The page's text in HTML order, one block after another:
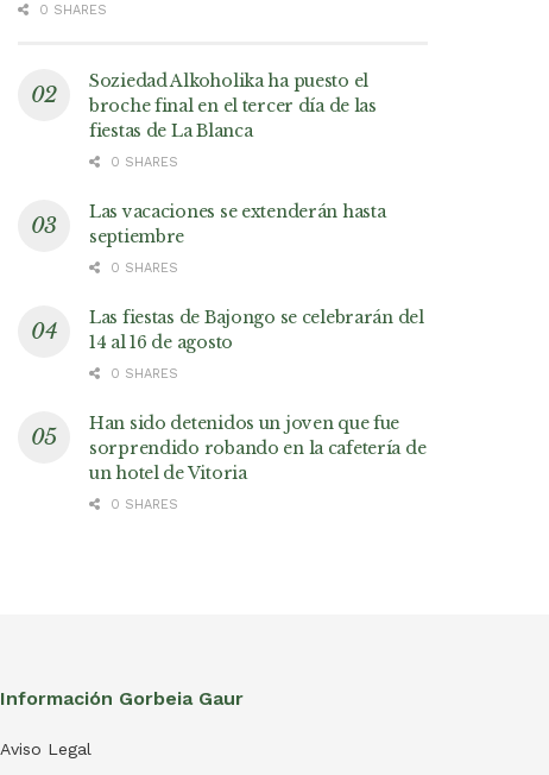
0 SHARES
Soziedad Alkoholika ha puesto el
broche final en el tercer día de las
fiestas de La Blanca
0 SHARES
Las vacaciones se extenderán hasta
septiembre
0 SHARES
Las fiestas de Bajongo se celebrarán del
14 al 16 de agosto
0 SHARES
Han sido detenidos un joven que fue
sorprendido robando en la cafetería de
un hotel de Vitoria
0 SHARES
Información Gorbeia Gaur
Aviso Legal